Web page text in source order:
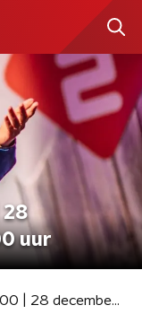
28
uur
NPO Radio 2 Top 2000 | 28 december | 01:00 - 02:00 uur